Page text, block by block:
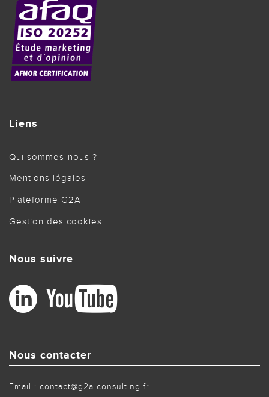
Liens
Qui sommes-nous ?
Mentions légales
Plateforme G2A
Gestion des cookies
Nous suivre
Nous contacter
Email : contact@g2a-consulting.fr